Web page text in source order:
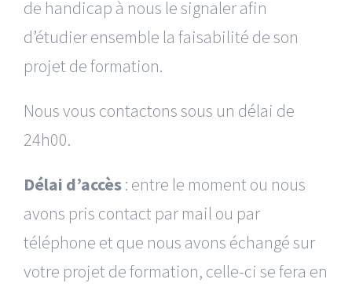
de handicap à nous le signaler afin
d’étudier ensemble la faisabilité de son
projet de formation.
Nous vous contactons sous un délai de
24h00.
Délai d’accès: entre le moment ou nous
avons pris contact par mail ou par
téléphone et que nous avons échangé sur
votre projet de formation, celle-ci se fera en